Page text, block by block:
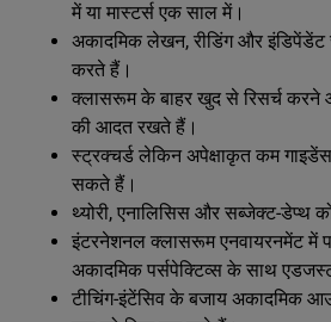
में या मास्टर्स एक साल में।
अकादमिक लेखन, रीडिंग और
करते हैं।
क्लासरूम के बाहर खुद से रिसर्च
की आदत रखते हैं।
स्ट्रक्चर्ड लेकिन अपेक्षाकृत कम
सकते हैं।
थ्योरी, एनालिसिस और सब्जेक्ट-डेप्थ
इंटरनेशनल क्लासरूम एनवायरनमेंट
अकादमिक पर्सपेक्टिव्स के साथ
टीचिंग-इंटेंसिव के बजाय अकादमिक